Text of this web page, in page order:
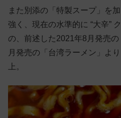
また別添の「特製スープ」を
強く、現在の水準的に “大辛”
の、前述した2021年8月発売
月発売の「台湾ラーメン」よ
上。